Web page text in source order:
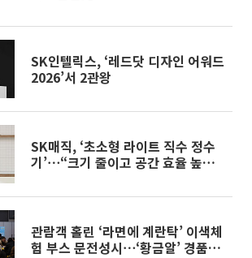
SK인텔릭스, ‘레드닷 디자인 어워드
2026’서 2관왕
SK매직, ‘초소형 라이트 직수 정수
기’⋯“크기 줄이고 공간 효율 높이
관람객 홀린 ‘라면에 계란탁’ 이색체
험 부스 문전성시⋯‘황금알’ 경품에